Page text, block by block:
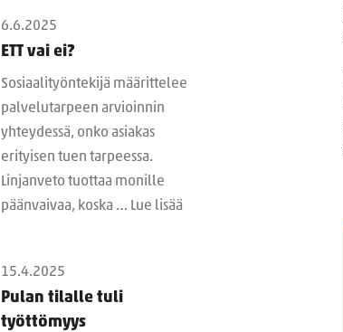
6.6.2025
ETT vai ei?
Sosiaalityöntekijä määrittelee
palvelutarpeen arvioinnin
yhteydessä, onko asiakas
erityisen tuen tarpeessa.
Linjanveto tuottaa monille
päänvaivaa, koska … Lue lisää
15.4.2025
Pulan tilalle tuli
työttömyys